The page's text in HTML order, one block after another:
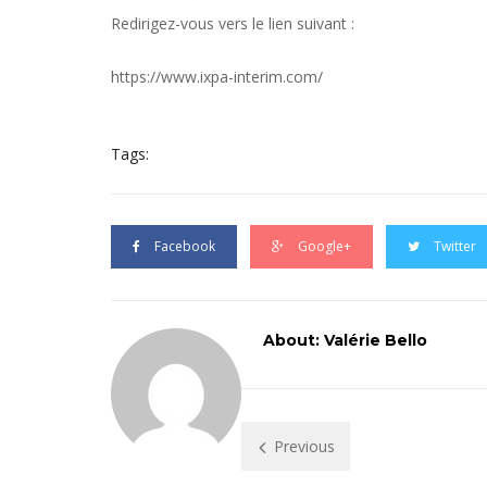
Redirigez-vous vers le lien suivant :
https://www.ixpa-interim.com/
Tags:
Facebook Google+ Twitter
About: Valérie Bello
Previous